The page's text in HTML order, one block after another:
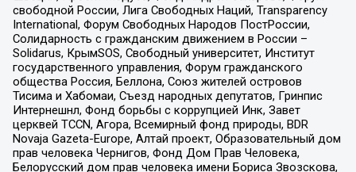
свободной России, Лига Свободных Наций, Transparеncy
International, Форум Свободных Народов ПостРоссии,
Солидарность с гражданским движением в России –
Solidarus, КрымSOS, Свободный университет, Институт
государственного управления, Форум гражданского
общества Россия, Беллона, Союз жителей островов
Тисима и Хабомаи, Съезд народных депутатов, Гринпис
Интернешнл, Фонд борьбы с коррупцией Инк, Завет
церквей TCCN, Агора, Всемирный фонд природы, BDR
Novaja Gazeta-Europe, Алтай проект, Образовательный дом
прав человека Чернигов, Фонд Дом Прав Человека,
Белорусский дом прав человека имени Бориса Звозскова,